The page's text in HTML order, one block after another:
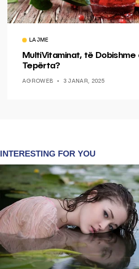
LAJME
MultiVitaminat, të Dobishme
Tepërta?
AGROWEB 3 JANAR, 2025